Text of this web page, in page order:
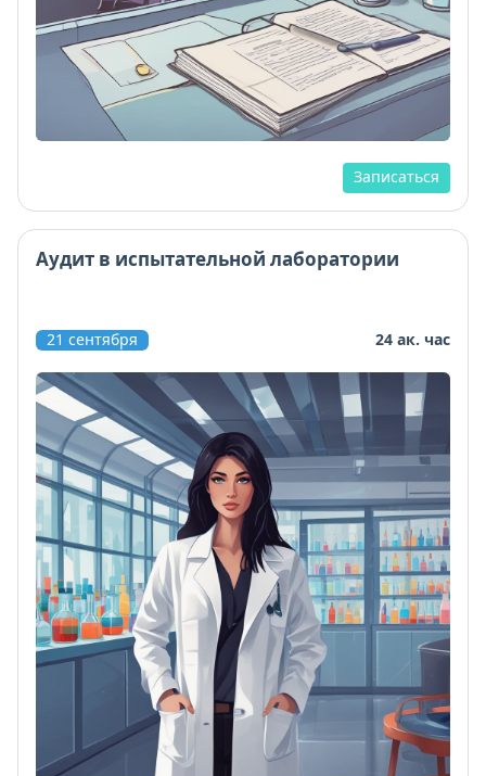
Записаться
Аудит в испытательной лаборатории
21 сентября 24 ак. час